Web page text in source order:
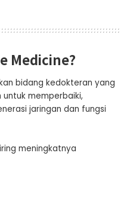
Medicine?
bidang kedokteran yang
memperbaiki,
jaringan dan fungsi
meningkatnya